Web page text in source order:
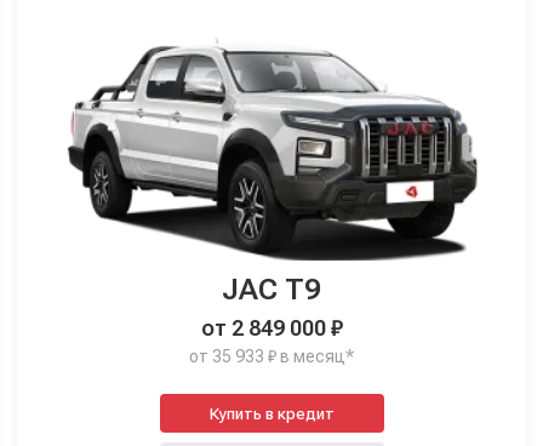
JAC T9
от 2 849 000 ₽
от 35 933 ₽ в месяц*
Купить в кредит